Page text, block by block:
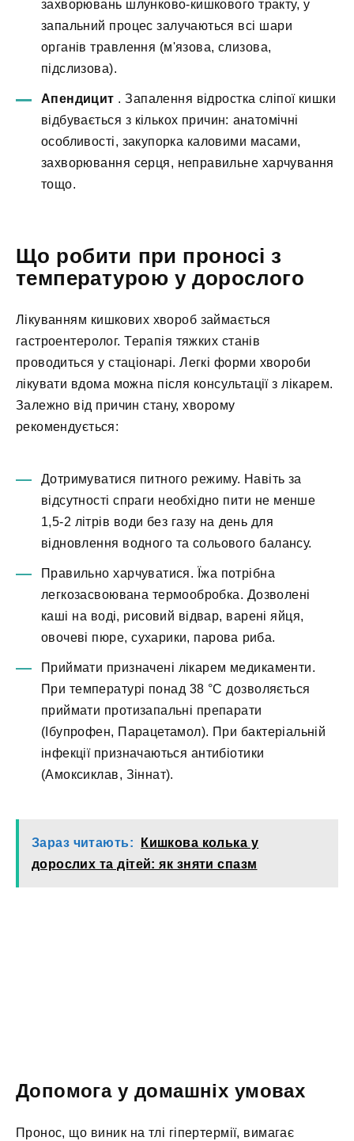
захворювань шлунково-кишкового тракту, у
запальний процес залучаються всі шари
органів травлення (м'язова, слизова,
підслизова).
Апендицит . Запалення відростка сліпої кишки
відбувається з кількох причин: анатомічні
особливості, закупорка каловими масами,
захворювання серця, неправильне харчування
тощо.
Що робити при проносі з
температурою у дорослого
Лікуванням кишкових хвороб займається
гастроентеролог. Терапія тяжких станів
проводиться у стаціонарі. Легкі форми хвороби
лікувати вдома можна після консультації з лікарем.
Залежно від причин стану, хворому
рекомендується:
Дотримуватися питного режиму. Навіть за
відсутності спраги необхідно пити не менше
1,5-2 літрів води без газу на день для
відновлення водного та сольового балансу.
Правильно харчуватися. Їжа потрібна
легкозасвоювана термообробка. Дозволені
каші на воді, рисовий відвар, варені яйця,
овочеві пюре, сухарики, парова риба.
Приймати призначені лікарем медикаменти.
При температурі понад 38 °C дозволяється
приймати протизапальні препарати
(Ібупрофен, Парацетамол). При бактеріальній
інфекції призначаються антибіотики
(Амоксиклав, Зіннат).
Зараз читають:
Кишкова колька у
дорослих та дітей: як зняти спазм
Допомога у домашніх умовах
Пронос, що виник на тлі гіпертермії, вимагає